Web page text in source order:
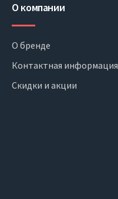
О компании
О бренде
Контактная информация
Скидки и акции